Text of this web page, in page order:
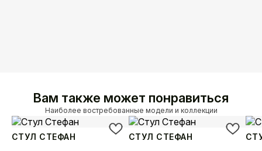
Вам также может понравиться
Наиболее востребованные модели и коллекции
СТУЛ СТЕФАН СТУЛ СТЕФАН